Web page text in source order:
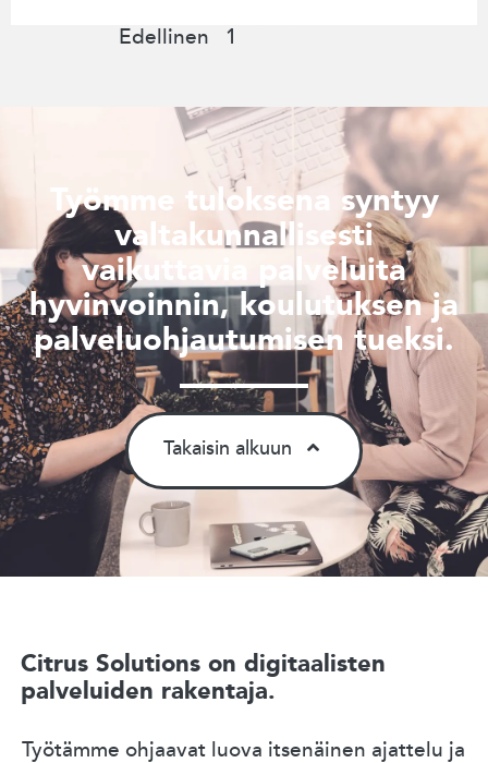
Edellinen 1
Työmme tuloksena syntyy
valtakunnallisesti
vaikuttavia palveluita
hyvinvoinnin, koulutuksen ja
palveluohjautumisen tueksi.
Takaisin alkuun
Citrus Solutions on digitaalisten
palveluiden rakentaja.
Työtämme ohjaavat luova itsenäinen ajattelu ja